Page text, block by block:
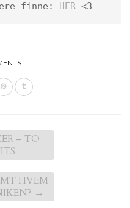
finne: HER <3
– TO
HVEM
→